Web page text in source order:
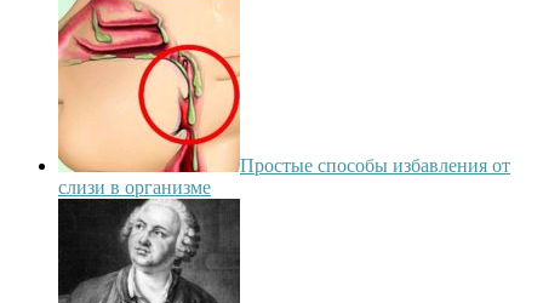
Простые способы избавления от
слизи в организме